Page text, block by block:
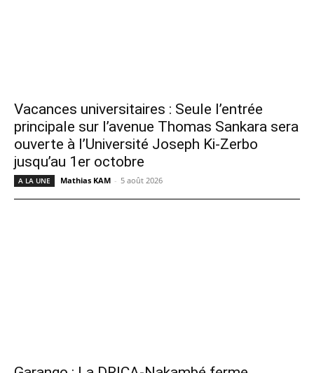
Vacances universitaires : Seule l’entrée
principale sur l’avenue Thomas Sankara sera
ouverte à l’Université Joseph Ki-Zerbo
jusqu’au 1er octobre
A LA UNE Mathias KAM - 5 août 2026